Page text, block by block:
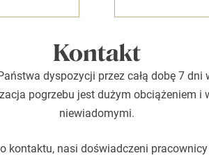
Kontakt
dyspozycji przez całą dobę 7 dni
pogrzebu jest dużym obciążeniem i
niewiadomymi.
kontaktu, nasi doświadczeni